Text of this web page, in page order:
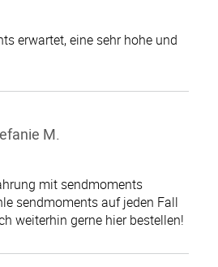
erwartet, eine sehr hohe und
M.
mit sendmoments
sendmoments auf jeden Fall
weiterhin gerne hier bestellen!